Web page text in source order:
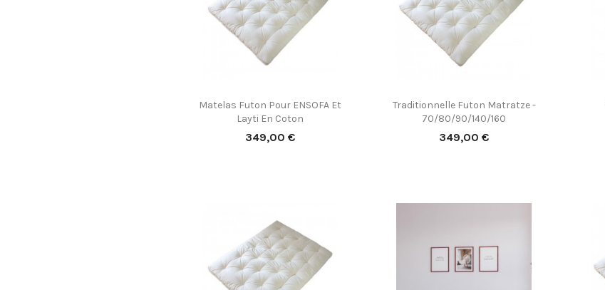
Matelas Futon Pour ENSOFA Et
Layti En Coton
Preis
349,00 €
Vorschau
Traditionnelle Futon Matratze -
70/80/90/140/160
Preis
349,00 €
Vorschau